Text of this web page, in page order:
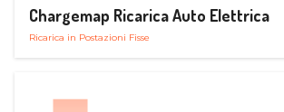
Chargemap Ricarica Auto Elettrica
Ricarica in Postazioni Fisse